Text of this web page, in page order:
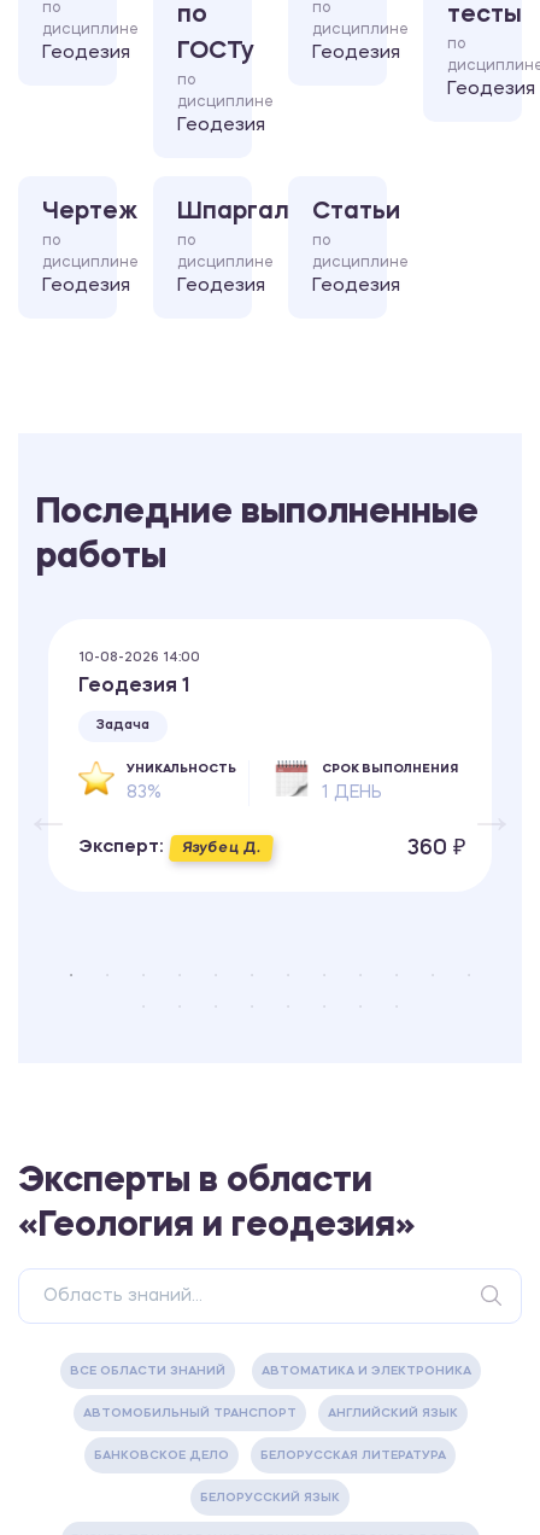
по
дисциплине
Геодезия
по
ГОСТу
по
дисциплине
Геодезия
по
дисциплине
Геодезия
тесты
по
Геодезия
Чертеж
по
дисциплине
Геодезия
Шпаргалка
по
дисциплине
Геодезия
Статьи
по
дисциплине
Геодезия
Последние выполненные
работы
10-08-2026 14:00
Геодезия 1
Задача
УНИКАЛЬНОСТЬ
83%
СРОК ВЫПОЛНЕНИЯ
1 ДЕНЬ
Эксперт: Язубец Д. 360 ₽
Эксперты в области
«Геология и геодезия»
ВСЕ ОБЛАСТИ ЗНАНИЙ АВТОМАТИКА И ЭЛЕКТРОНИКА
АВТОМОБИЛЬНЫЙ ТРАНСПОРТ АНГЛИЙСКИЙ ЯЗЫК
БАНКОВСКОЕ ДЕЛО БЕЛОРУССКАЯ ЛИТЕРАТУРА
БЕЛОРУССКИЙ ЯЗЫК